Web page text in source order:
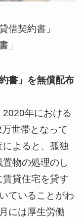
借契約書」
」
書」を無償配布
2020年における
世帯となって
よると、孤独
物の処理のし
貸住宅を貸す
ていることがわ
には厚生労働